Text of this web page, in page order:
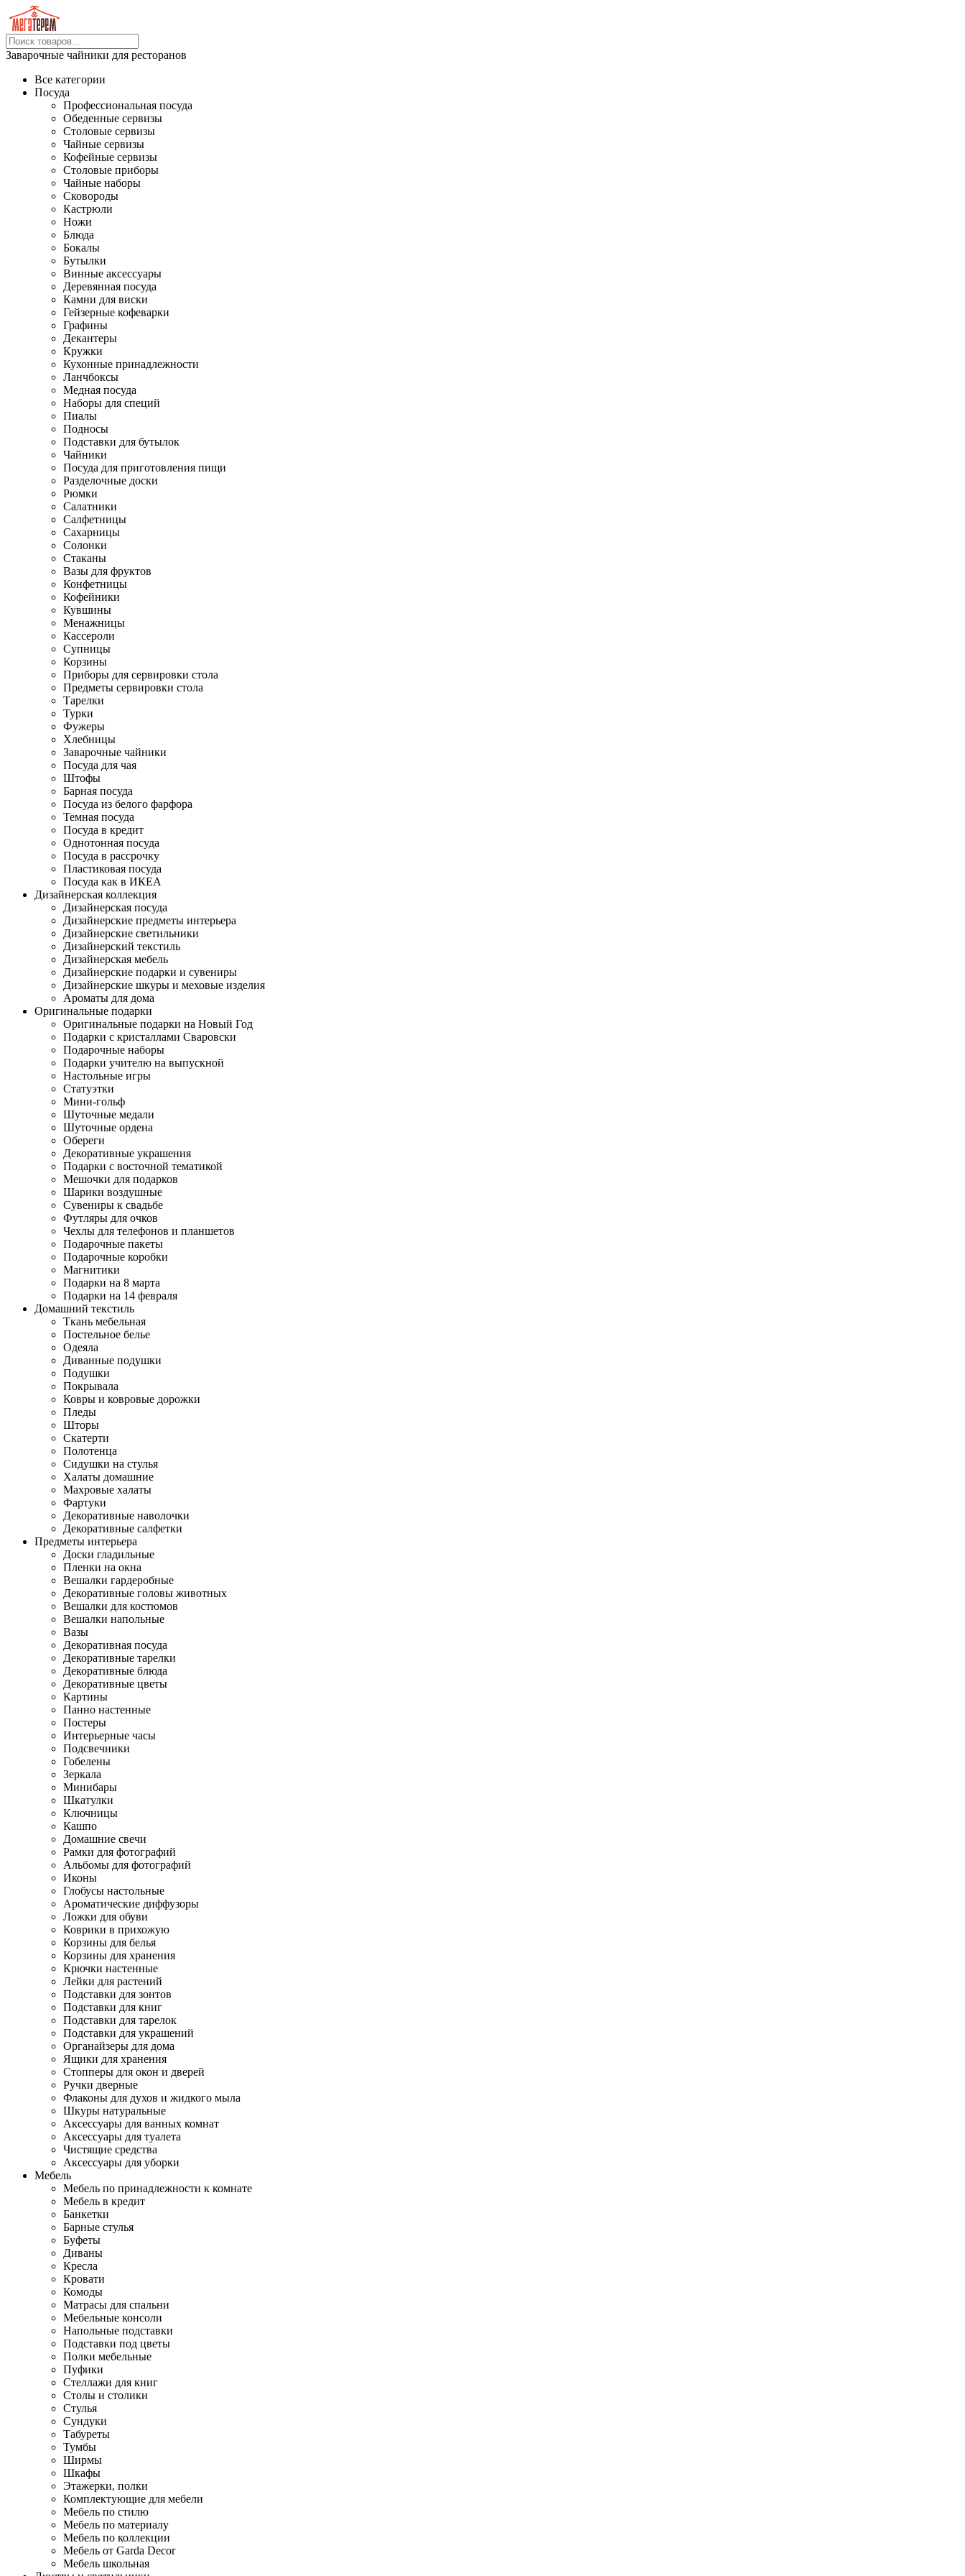
Заварочные чайники для ресторанов
Все категории
Посуда
Профессиональная посуда
Обеденные сервизы
Столовые сервизы
Чайные сервизы
Кофейные сервизы
Столовые приборы
Чайные наборы
Сковороды
Кастрюли
Ножи
Блюда
Бокалы
Бутылки
Винные аксессуары
Деревянная посуда
Камни для виски
Гейзерные кофеварки
Графины
Декантеры
Кружки
Кухонные принадлежности
Ланчбоксы
Медная посуда
Наборы для специй
Пиалы
Подносы
Подставки для бутылок
Чайники
Посуда для приготовления пищи
Разделочные доски
Рюмки
Салатники
Салфетницы
Сахарницы
Солонки
Стаканы
Вазы для фруктов
Конфетницы
Кофейники
Кувшины
Менажницы
Кассероли
Супницы
Корзины
Приборы для сервировки стола
Предметы сервировки стола
Тарелки
Турки
Фужеры
Хлебницы
Заварочные чайники
Посуда для чая
Штофы
Барная посуда
Посуда из белого фарфора
Темная посуда
Посуда в кредит
Однотонная посуда
Посуда в рассрочку
Пластиковая посуда
Посуда как в ИКЕА
Дизайнерская коллекция
Дизайнерская посуда
Дизайнерские предметы интерьера
Дизайнерские светильники
Дизайнерский текстиль
Дизайнерская мебель
Дизайнерские подарки и сувениры
Дизайнерские шкуры и меховые изделия
Ароматы для дома
Оригинальные подарки
Оригинальные подарки на Новый Год
Подарки с кристаллами Сваровски
Подарочные наборы
Подарки учителю на выпускной
Настольные игры
Статуэтки
Мини-гольф
Шуточные медали
Шуточные ордена
Обереги
Декоративные украшения
Подарки с восточной тематикой
Мешочки для подарков
Шарики воздушные
Сувениры к свадьбе
Футляры для очков
Чехлы для телефонов и планшетов
Подарочные пакеты
Подарочные коробки
Магнитики
Подарки на 8 марта
Подарки на 14 февраля
Домашний текстиль
Ткань мебельная
Постельное белье
Одеяла
Диванные подушки
Подушки
Покрывала
Ковры и ковровые дорожки
Пледы
Шторы
Скатерти
Полотенца
Сидушки на стулья
Халаты домашние
Махровые халаты
Фартуки
Декоративные наволочки
Декоративные салфетки
Предметы интерьера
Доски гладильные
Пленки на окна
Вешалки гардеробные
Декоративные головы животных
Вешалки для костюмов
Вешалки напольные
Вазы
Декоративная посуда
Декоративные тарелки
Декоративные блюда
Декоративные цветы
Картины
Панно настенные
Постеры
Интерьерные часы
Подсвечники
Гобелены
Зеркала
Минибары
Шкатулки
Ключницы
Кашпо
Домашние свечи
Рамки для фотографий
Альбомы для фотографий
Иконы
Глобусы настольные
Ароматические диффузоры
Ложки для обуви
Коврики в прихожую
Корзины для белья
Корзины для хранения
Крючки настенные
Лейки для растений
Подставки для зонтов
Подставки для книг
Подставки для тарелок
Подставки для украшений
Органайзеры для дома
Ящики для хранения
Стопперы для окон и дверей
Ручки дверные
Флаконы для духов и жидкого мыла
Шкуры натуральные
Аксессуары для ванных комнат
Аксессуары для туалета
Чистящие средства
Аксессуары для уборки
Мебель
Мебель по принадлежности к комнате
Мебель в кредит
Банкетки
Барные стулья
Буфеты
Диваны
Кресла
Кровати
Комоды
Матрасы для спальни
Мебельные консоли
Напольные подставки
Подставки под цветы
Полки мебельные
Пуфики
Стеллажи для книг
Столы и столики
Стулья
Сундуки
Табуреты
Тумбы
Ширмы
Шкафы
Этажерки, полки
Комплектующие для мебели
Мебель по стилю
Мебель по материалу
Мебель по коллекции
Мебель от Garda Decor
Мебель школьная